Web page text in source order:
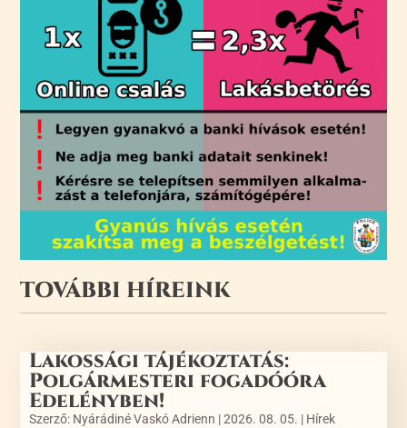
TOVÁBBI HÍREINK
Lakossági tájékoztatás:
Polgármesteri fogadóóra
Edelényben!
Szerző: Nyárádiné Vaskó Adrienn |2026. 08. 05. | Hírek